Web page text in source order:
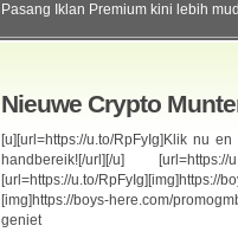
Pasang Iklan Premium kini lebih
Nieuwe Crypto
[u][url=https://u.to/RpFyIg]Klik nu
handbereik![/url][/u] [url=https://
[url=https://u.to/RpFyIg][img]https://
[img]https://boys-here.com/
geniet